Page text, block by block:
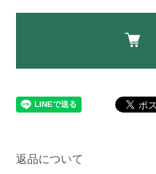
返品について